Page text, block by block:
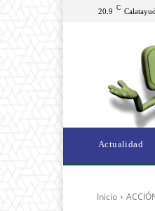
20.9 C Calatayud
Actualidad
Inicio